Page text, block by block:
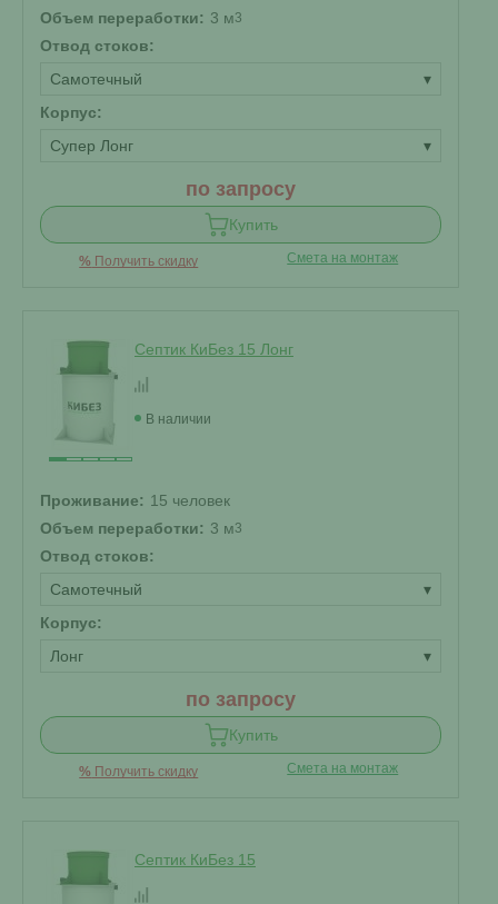
Объем переработки: 3 м3
Отвод стоков:
Самотечный
▾
Корпус:
Супер Лонг
▾
по запросу
Купить
% Получить скидку Смета на монтаж
Септик КиБез 15 Лонг
В наличии
Проживание: 15 человек
Объем переработки: 3 м3
Отвод стоков:
Самотечный
▾
Корпус:
Лонг
▾
по запросу
Купить
% Получить скидку Смета на монтаж
Септик КиБез 15